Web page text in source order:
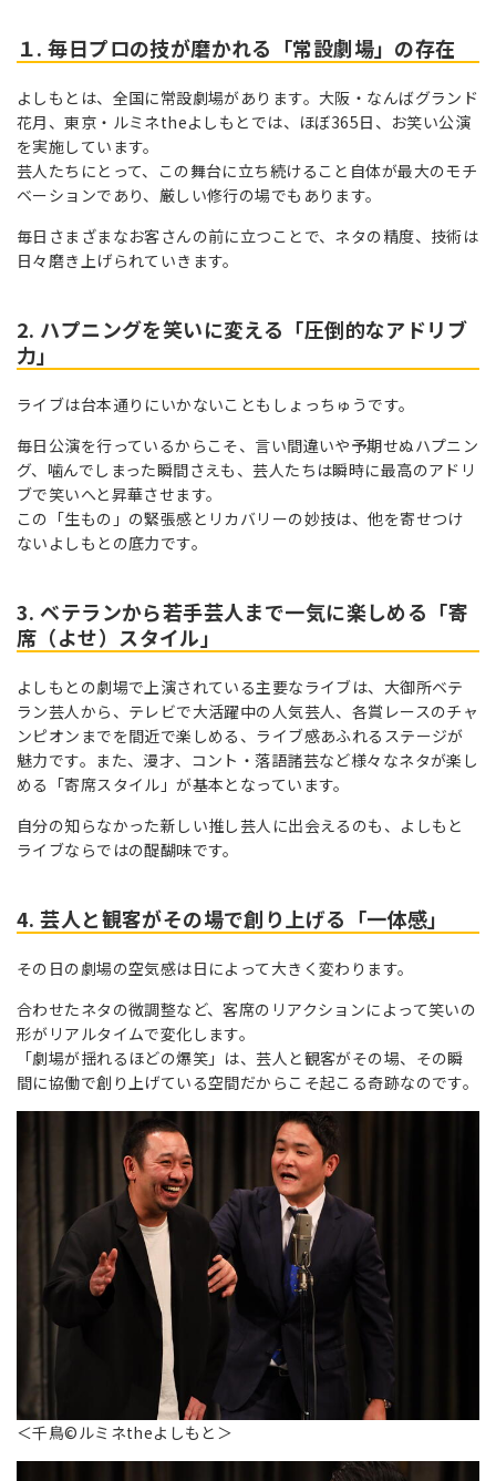
１. 毎日プロの技が磨かれる「常設劇場」の存在
よしもとは、 全国に常設劇場があります。大阪・なんばグランド
花月、東京・ルミネtheよしもとでは、ほぼ365日、お笑い公演
を実施しています。
芸人たちにとって、この舞台に立ち続けること自体が最大のモチ
ベーションであり、厳しい修行の場でもあります。
毎日さまざまなお客さんの前に立つことで、ネタの精度、技術は
日々磨き上げられていきます。
2. ハプニングを笑いに変える「圧倒的なアドリブ
力」
ライブは台本通りにいかないこともしょっちゅうです。
毎日公演を行っているからこそ、言い間違いや予期せぬハプニン
グ、噛んでしまった瞬間さえも、芸人たちは瞬時に最高のアドリ
ブで笑いへと昇華させます。
この「生もの」の緊張感とリカバリーの妙技は、他を寄せつけ
ないよしもとの底力です。
3. ベテランから若手芸人まで一気に楽しめる「寄
席（よせ）スタイル」
よしもとの劇場で上演されている主要なライブは、 大御所ベテ
ラン芸人から、テレビで大活躍中の人気芸人、各賞レースのチャ
ンピオンまでを間近で楽しめる、ライブ感あふれるステージが
魅力です。また、漫才、コント・落語諸芸など様々なネタが楽し
める 「寄席スタイル」が基本となっています。
自分の知らなかった新しい推し芸人に出会えるのも、よしもと
ライブならではの醍醐味です。
4. 芸人と観客がその場で創り上げる「一体感」
その日の劇場の空気感は日によって大きく変わります。
合わせたネタの微調整など、客席のリアクションによって笑いの
形がリアルタイムで変化します。
「劇場が揺れるほどの爆笑」は、芸人と観客がその場、その瞬
間に協働で創り上げている空間だからこそ起こる奇跡なのです。
＜千鳥©ルミネtheよしもと＞